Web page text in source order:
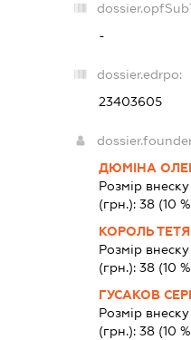
-
dossier.edrpo:
23403605
ДЮМІНА
Розмір
(грн.):38 (10
КОРОЛЬ
Розмір
(грн.):38 (10
ГУСАКОВ
Розмір
(грн.):38 (10